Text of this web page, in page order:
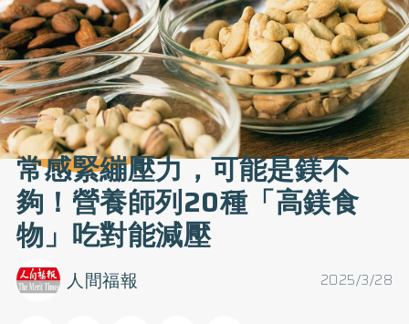
常感緊繃壓力，可能是鎂不
夠！營養師列20種「高鎂食
物」吃對能減壓
2025/3/28
人間福報